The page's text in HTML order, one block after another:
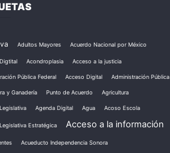
Adultos Mayores Acuerdo Nacional por México
Acondroplasia Acceso a la justicia
Pública Federal Acceso Digital Administración Pública
y Ganadería Punto de Acuerdo Agricultura
Agenda Digital Agua Acoso Escola
Estratégica Acceso a la información
Acueducto Independencia Sonora